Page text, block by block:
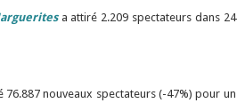
a attiré 2.209 spectateurs dans 24
76.887 nouveaux spectateurs (-47%) pour un